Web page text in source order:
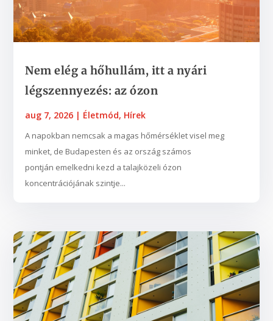
Nem elég a hőhullám, itt a nyári
légszennyezés: az ózon
aug 7, 2026 | Életmód, Hírek
A napokban nemcsak a magas hőmérséklet visel meg
minket, de Budapesten és az ország számos
pontján emelkedni kezd a talajközeli ózon
koncentrációjának szintje...